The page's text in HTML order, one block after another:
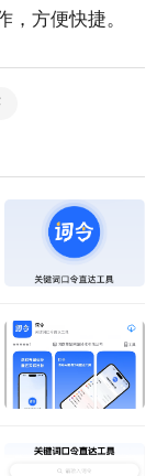
方便快捷。